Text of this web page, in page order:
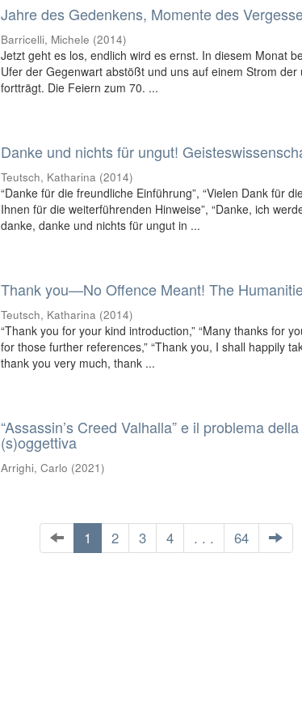
Jahre des Gedenkens, Momente des
Barricelli, Michele (2014)
Jetzt geht es los, endlich wird es ernst. In diesem Monat
Ufer der Gegenwart abstößt und uns auf einem Strom
fortträgt. Die Feiern zum 70. ...
Danke und nichts für ungut!
Teutsch, Katharina (2014)
“Danke für die freundliche Einführung”, “Vielen Dank für
Ihnen für die weiterführenden Hinweise”, “Danke, ich
danke, danke und nichts für ungut in ...
Thank you—No Offence Meant! The
Teutsch, Katharina (2014)
“Thank you for your kind introduction,” “Many thanks for
for those further references,” “Thank you, I shall happily
thank you very much, thank ...
“Assassin’s Creed Valhalla” e il problema
(s)oggettiva
Arrighi, Carlo (2021)
1 2 3 4 . . . 64